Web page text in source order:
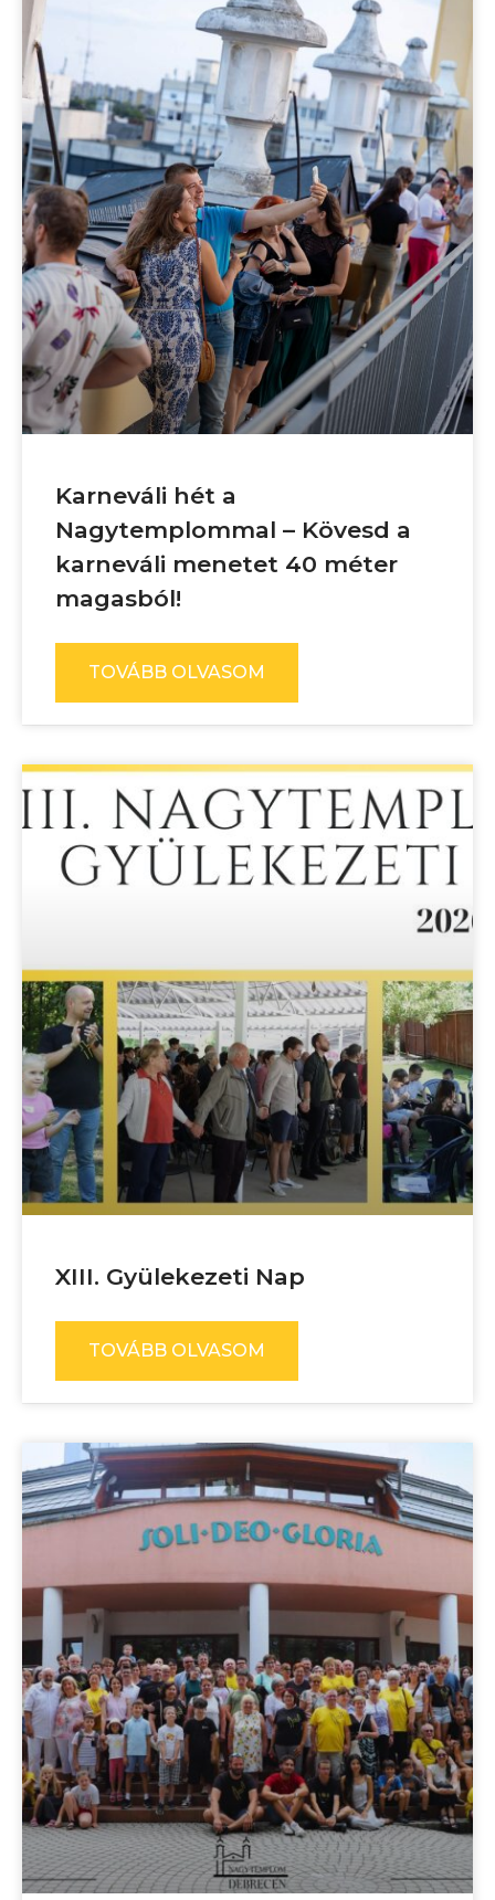
Karneváli hét a
Nagytemplommal – Kövesd a
karneváli menetet 40 méter
magasból!
TOVÁBB OLVASOM
XIII. Gyülekezeti Nap
TOVÁBB OLVASOM